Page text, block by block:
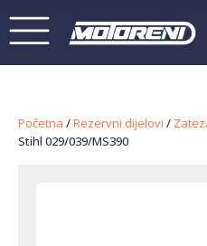
Početna /Rezervni dijelovi /
Stihl 029/039/MS390